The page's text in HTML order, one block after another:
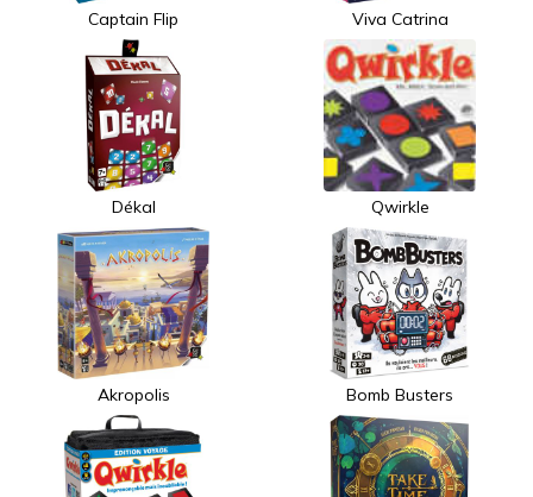
Captain Flip Viva Catrina
Dékal Qwirkle
Akropolis Bomb Busters